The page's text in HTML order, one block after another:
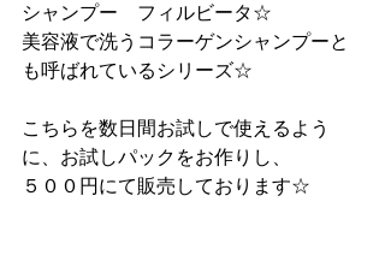
シャンプー　フィルビータ☆
美容液で洗うコラーゲンシャンプーと
も呼ばれているシリーズ☆
こちらを数日間お試しで使えるよう
に、お試しパックをお作りし、
５００円にて販売しております☆